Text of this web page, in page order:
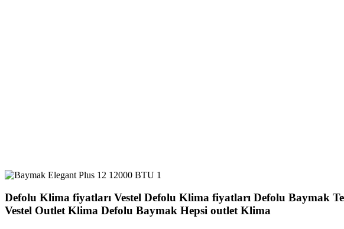
Defolu Klima fiyatları Vestel Defolu Klima fiyatları Defolu Baymak
Vestel Outlet Klima Defolu Baymak Hepsi outlet Klima